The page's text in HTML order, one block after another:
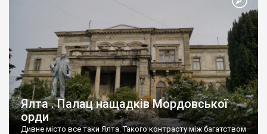
Ялта . Палац нащадків Мордовської
орди
Дивне місто все таки Ялта. Такого контрасту між багатством